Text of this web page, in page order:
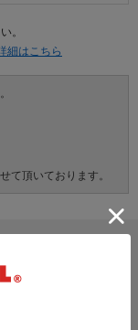
。
細はこちら
て頂いております。
す